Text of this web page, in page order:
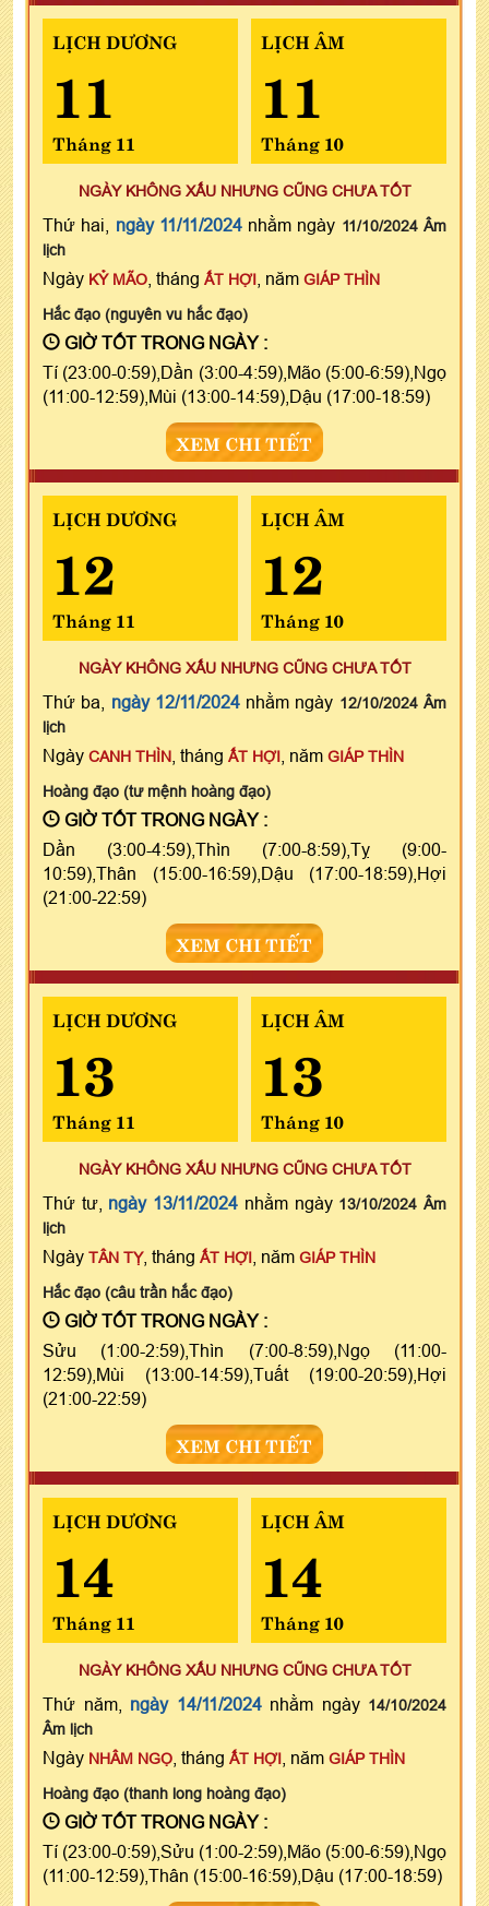
LỊCH DƯƠNG
11
Tháng 11
LỊCH ÂM
11
Tháng 10
NGÀY KHÔNG XẤU NHƯNG CŨNG CHƯA TỐT
Thứ hai, ngày 11/11/2024nhằm ngày 11/10/2024 Âm
lịch
Ngày KỶ MÃO , tháng ẤT HỢI , năm GIÁP THÌN
Hắc đạo (nguyên vu hắc đạo)
GIỜ TỐT TRONG NGÀY :
Tí (23:00-0:59),Dần (3:00-4:59),Mão (5:00-6:59),Ngọ
(11:00-12:59),Mùi (13:00-14:59),Dậu (17:00-18:59)
XEM CHI TIẾT
LỊCH DƯƠNG
12
Tháng 11
LỊCH ÂM
12
Tháng 10
NGÀY KHÔNG XẤU NHƯNG CŨNG CHƯA TỐT
Thứ ba, ngày 12/11/2024nhằm ngày 12/10/2024 Âm
lịch
Ngày CANH THÌN , tháng ẤT HỢI , năm GIÁP THÌN
Hoàng đạo (tư mệnh hoàng đạo)
GIỜ TỐT TRONG NGÀY :
Dần (3:00-4:59),Thìn (7:00-8:59),Tỵ (9:00-
10:59),Thân (15:00-16:59),Dậu (17:00-18:59),Hợi
(21:00-22:59)
XEM CHI TIẾT
LỊCH DƯƠNG
13
Tháng 11
LỊCH ÂM
13
Tháng 10
NGÀY KHÔNG XẤU NHƯNG CŨNG CHƯA TỐT
Thứ tư, ngày 13/11/2024 nhằm ngày 13/10/2024 Âm
lịch
Ngày TÂN TỴ, tháng ẤT HỢI , năm GIÁP THÌN
Hắc đạo (câu trần hắc đạo)
GIỜ TỐT TRONG NGÀY :
Sửu (1:00-2:59),Thìn (7:00-8:59),Ngọ (11:00-
12:59),Mùi (13:00-14:59),Tuất (19:00-20:59),Hợi
(21:00-22:59)
XEM CHI TIẾT
LỊCH DƯƠNG
14
Tháng 11
LỊCH ÂM
14
Tháng 10
NGÀY KHÔNG XẤU NHƯNG CŨNG CHƯA TỐT
Thứ năm, ngày 14/11/2024nhằm ngày 14/10/2024
Âm lịch
Ngày NHÂM NGỌ , tháng ẤT HỢI , năm GIÁP THÌN
Hoàng đạo (thanh long hoàng đạo)
GIỜ TỐT TRONG NGÀY :
Tí (23:00-0:59),Sửu (1:00-2:59),Mão (5:00-6:59),Ngọ
(11:00-12:59),Thân (15:00-16:59),Dậu (17:00-18:59)